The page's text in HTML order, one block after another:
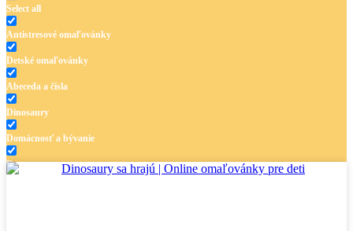
Select all
Antistresové omaľovánky
Detské omaľovánky
Abeceda a čísla
Dinosaury
Domácnosť a bývanie
Doprava